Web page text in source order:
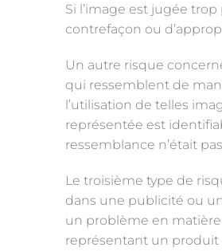
Si l’image est jugée
contrefaçon ou
Un autre risque
qui ressemblent de
l’utilisation de telles
représentée est
ressemblance n’était
Le troisième type de
dans une publicité ou
un problème en
représentant un produit